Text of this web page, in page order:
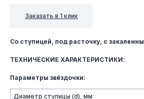
Заказать в 1 клик
Со ступицей, под расточку, c
ТЕХНИЧЕСКИЕ ХАРАКТЕРИСТИКИ:
Параметры звёздочки:
Диаметр ступицы (d), мм